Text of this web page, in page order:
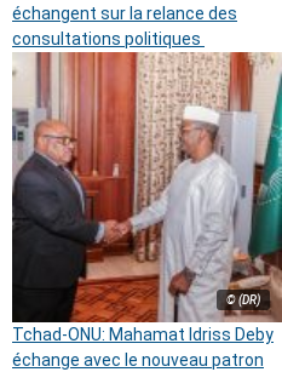
échangent sur la relance des
consultations politiques
© (DR)
Tchad-ONU: Mahamat Idriss Deby
échange avec le nouveau patron